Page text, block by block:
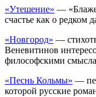
«Утешение» —
счастье как о редком
«Новгород» —
Веневитинов
философскими
«Песнь Кольмы» —
которой русские